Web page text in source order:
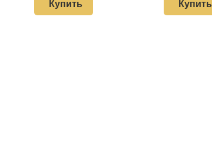
Купить Купить